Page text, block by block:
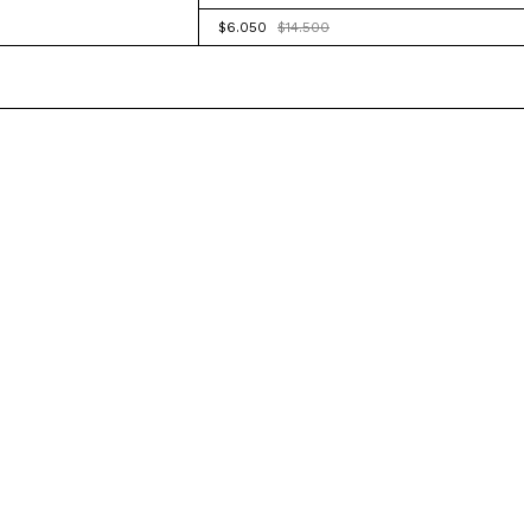
$6.050 $14.500